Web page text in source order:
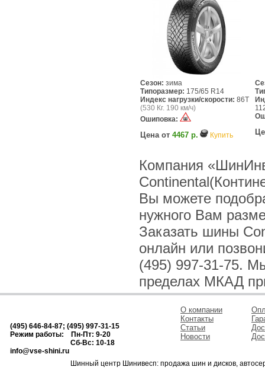
Сезон: зима
Типоразмер: 175/65 R14
Индекс нагрузки/скорости: 86T
(530 Кг. 190 км/ч)
Ошиповка:
Цена от 4467 р. Купить
Компания
Вы можете
нужного Вам
Заказать шины
онлайн или
(495) 997-31-75.
пределах МКАД
(495) 646-84-87; (495) 997-31-15
Режим работы: Пн-Пт: 9-20
Сб-Вс: 10-18
info@vse-shini.ru
О компании
Контакты
Статьи
Новости
Шинный центр Шинивесп: продажа шин и дисков,